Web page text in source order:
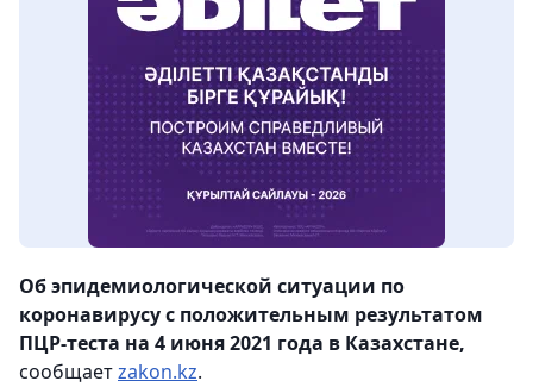
Об эпидемиологической ситуации по
коронавирусу с положительным результатом
ПЦР-теста на 4 июня 2021 года в Казахстане,
сообщаетzakon.kz.